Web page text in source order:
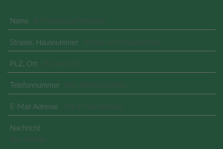
Name
Strasse, Hausnummer
PLZ, Ort
Telefonnummer
E-Mail Adresse
Nachricht